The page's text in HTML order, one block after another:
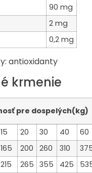
90 mg
2 mg
0,2 mg
antioxidanty
krmenie
pre dospelých(kg)
15 20 30 40
60
165 200 260 310
215 265 355 425